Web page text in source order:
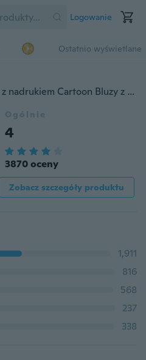
Logowanie
Ostatnio wyświetlane
Damski sweter Jednorożec z nadrukiem Cartoon Bluzy z kapturem Pary Bluzy Sweter sweter z kieszeniami
Ogólnie
4
3870 oceny
Zobacz szczegóły produktu
1,911
816
568
237
338